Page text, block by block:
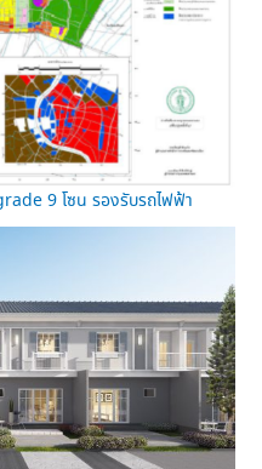
9 โซน รองรับรถไฟฟ้า